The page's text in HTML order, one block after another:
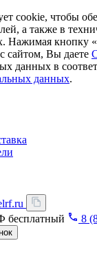
cookie, чтобы
а также в
Нажимая кнопку
сайтом, Вы даете
данных в
данных.
бесплатный
8